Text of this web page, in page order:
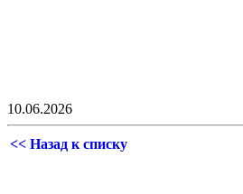
10.06.2026
<< Назад к списку